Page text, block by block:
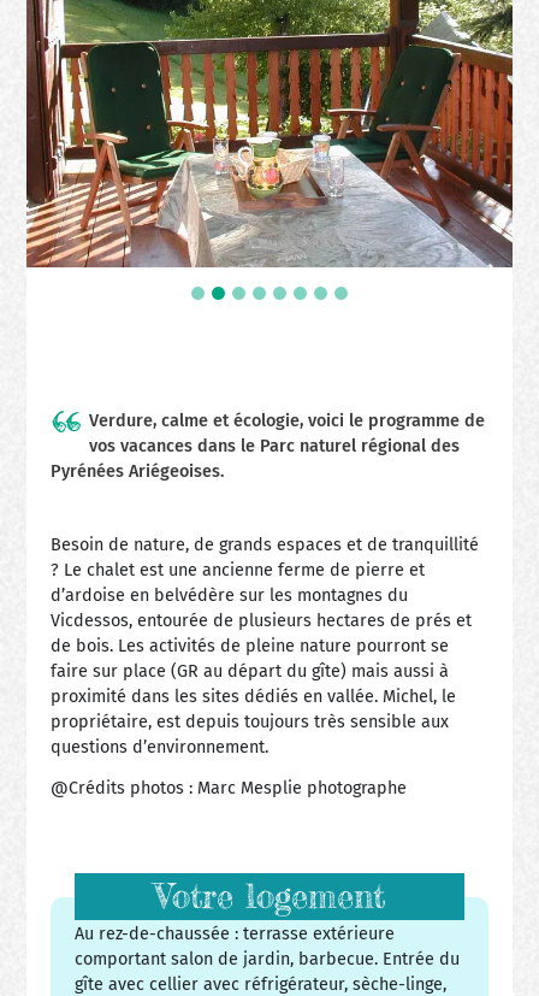
Verdure, calme et écologie, voici le programme de
vos vacances dans le Parc naturel régional des
Pyrénées Ariégeoises.
Besoin de nature, de grands espaces et de tranquillité
? Le chalet est une ancienne ferme de pierre et
d’ardoise en belvédère sur les montagnes du
Vicdessos, entourée de plusieurs hectares de prés et
de bois. Les activités de pleine nature pourront se
faire sur place (GR au départ du gîte) mais aussi à
proximité dans les sites dédiés en vallée. Michel, le
propriétaire, est depuis toujours très sensible aux
questions d’environnement.
@Crédits photos : Marc Mesplie photographe
Votre logement
Au rez-de-chaussée : terrasse extérieure
comportant salon de jardin, barbecue. Entrée du
gîte avec cellier avec réfrigérateur, sèche-linge,